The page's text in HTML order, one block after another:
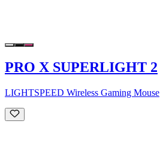
PRO X SUPERLIGHT 2
LIGHTSPEED Wireless Gaming Mouse